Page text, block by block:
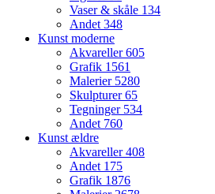
Vaser & skåle 134
Andet348
Kunst moderne
Akvareller605
Grafik 1561
Malerier 5280
Skulpturer65
Tegninger 534
Andet 760
Kunst ældre
Akvareller408
Andet 175
Grafik 1876